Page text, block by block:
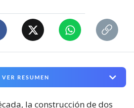
VER RESUMEN
la construcción de dos